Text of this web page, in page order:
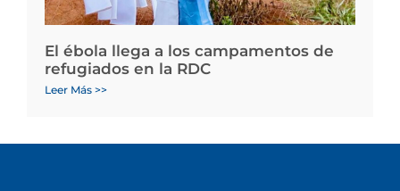
El ébola llega a los campamentos de
refugiados en la RDC
Leer Más >>